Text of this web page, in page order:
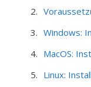
Windows:
MacOS:
Linux: